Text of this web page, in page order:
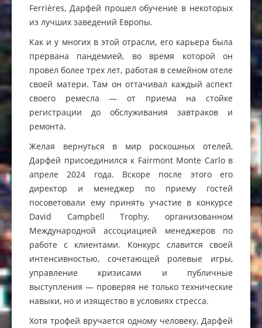
Ferrières, Дарфей прошел обучение в некоторых
из лучших заведений Европы.
Как и у многих в этой отрасли, его карьера была
прервана пандемией, во время которой он
провел более трех лет, работая в семейном отеле
своей матери. Там он оттачивал каждый аспект
своего ремесла — от приема на стойке
регистрации до обслуживания завтраков и
ремонта.
Желая вернуться в мир роскошных отелей,
Дарфей присоединился к Fairmont Monte Carlo в
апреле 2024 года. Вскоре после этого его
директор и менеджер по приему гостей
посоветовали ему принять участие в конкурсе
David Campbell Trophy, организованном
Международной ассоциацией менеджеров по
работе с клиентами. Конкурс славится своей
интенсивностью, сочетающей ролевые игры,
управление кризисами и публичные
выступления — проверяя не только технические
навыки, но и изящество в условиях стресса.
Хотя трофей вручается одному человеку, Дарфей